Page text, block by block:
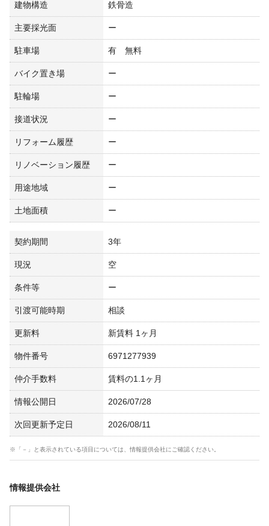
建物構造 鉄骨造
主要採光面 ー
駐車場 有 無料
バイク置き場 ー
駐輪場 ー
接道状況 ー
リフォーム履歴 ー
リノベーション履歴 ー
用途地域 ー
土地面積 ー
契約期間 3年
現況 空
条件等 ー
引渡可能時期 相談
更新料 新賃料 1ヶ月
物件番号 6971277939
仲介手数料 賃料の1.1ヶ月
情報公開日 2026/07/28
次回更新予定日 2026/08/11
※「－」と表示されている項目については、情報提供会社にご確認ください。
情報提供会社